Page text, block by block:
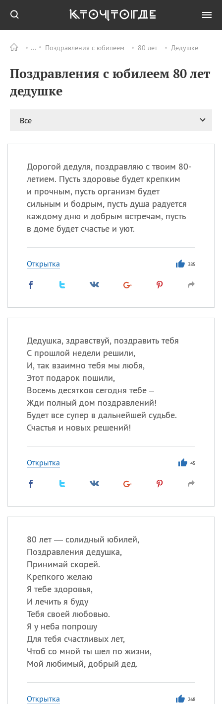
Поздравления с юбилеем 80 лет Дедушке
Поздравления с юбилеем 80 лет
дедушке
Все
Дорогой дедуля, поздравляю с твоим 80-
летием. Пусть здоровье будет крепким
и прочным, пусть организм будет
сильным и бодрым, пусть душа радуется
каждому дню и добрым встречам, пусть
в доме будет счастье и уют.
Открытка 385
Дедушка, здравствуй, поздравить тебя
С прошлой недели решили,
И, так взаимно тебя мы любя,
Этот подарок пошили,
Восемь десятков сегодня тебе –
Жди полный дом поздравлений!
Будет все супер в дальнейшей судьбе.
Счастья и новых решений!
Открытка 45
80 лет — солидный юбилей,
Поздравления дедушка,
Принимай скорей.
Крепкого желаю
Я тебе здоровья,
И лечить я буду
Тебя своей любовью.
Я у неба попрошу
Для тебя счастливых лет,
Чтоб со мной ты шел по жизни,
Мой любимый, добрый дед.
Открытка 268
ПРАЗДНИКИ Все
11.08 Рождество святителя
Николая Чудотворца
праздник
12.08 День
Военно‑воздушных сил
(День ВВС) РФ
ИМЕНА
Еще
Алена,Анастасия,
Антонина,Еще
Посмотреть значение
происхождение